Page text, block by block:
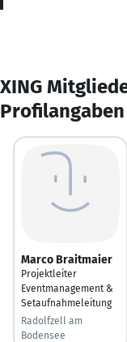
XING
Profilangaben
Marco Braitmaier
Projektleiter
Eventmanagement &
Setaufnahmeleitung
Radolfzell am
Bodensee